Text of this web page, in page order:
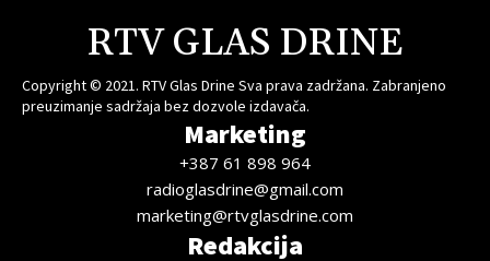
RTV GLAS DRINE
Copyright © 2021. RTV Glas Drine Sva prava zadržana. Zabranjeno
preuzimanje sadržaja bez dozvole izdavača.
Marketing
+387 61 898 964
radioglasdrine@gmail.com
marketing@rtvglasdrine.com
Redakcija